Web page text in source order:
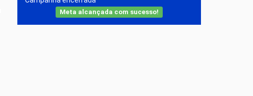
Meta alcançada com sucesso!